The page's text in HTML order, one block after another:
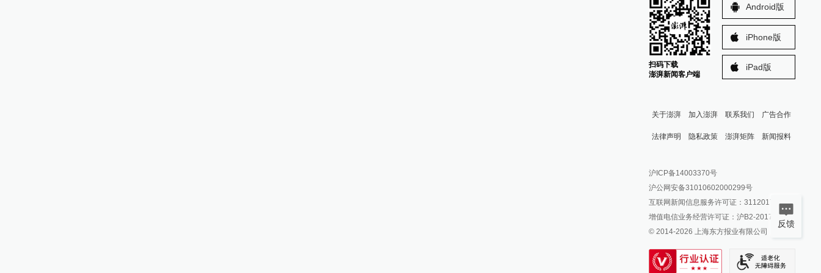
扫码下载
澎湃新闻客户端
Android版
iPhone版
iPad版
关于澎湃 加入澎湃 联系我们 广告合作
法律声明 隐私政策 澎湃矩阵
澎湃新闻公众号
澎湃新闻抖音号
派生万物开放平台
IP SHANGHAI
SIXTH TONE
新闻报料
报料邮箱: news@thepaper.cn
沪ICP备14003370号
沪公网安备31010602000299号
互联网新闻信息服务许可证：31120170006
增值电信业务经营许可证：沪B2-2017116
© 2014-2026 上海东方报业有限公司
反馈